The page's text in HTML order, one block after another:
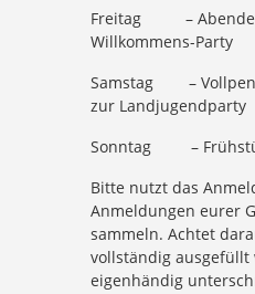
Freitag –
Willkommens-Party
Samstag –
zur Landjugendparty
Sonntag –
Bitte nutzt das
Anmeldungen eurer
sammeln. Achtet
vollständig
eigenhändig